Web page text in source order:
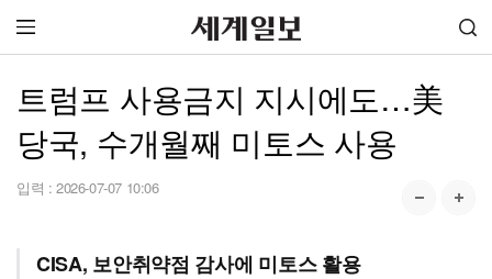
트럼프 사용금지 지시에도…美
당국, 수개월째 미토스 사용
입력 : 2026-07-07 10:06
CISA, 보안취약점 감사에 미토스 활용